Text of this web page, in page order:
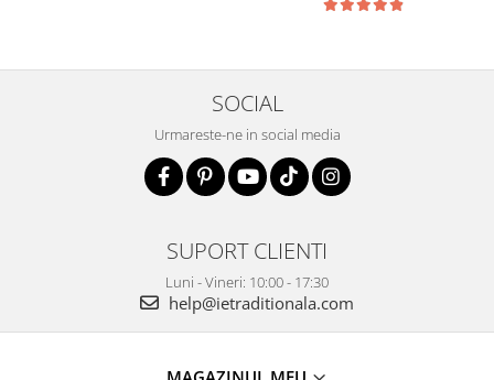
SOCIAL
Urmareste-ne in social media
SUPORT CLIENTI
Luni - Vineri: 10:00 - 17:30
help@ietraditionala.com